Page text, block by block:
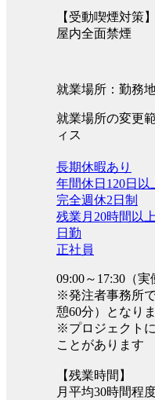
【受動喫煙対策】
屋内全面禁煙
就業場所：勤務
就業場所の変更
ィス
長期休暇あり
年間休日120日以
完全週休2日制
残業月20時間以上
日勤
正社員
09:00～17:30（実
※発注者事務所
憩60分）となり
※プロジェクト
ことがあります
【残業時間】
月平均30時間程